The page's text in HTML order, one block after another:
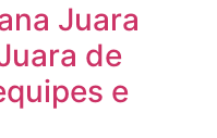
Juara
de
e